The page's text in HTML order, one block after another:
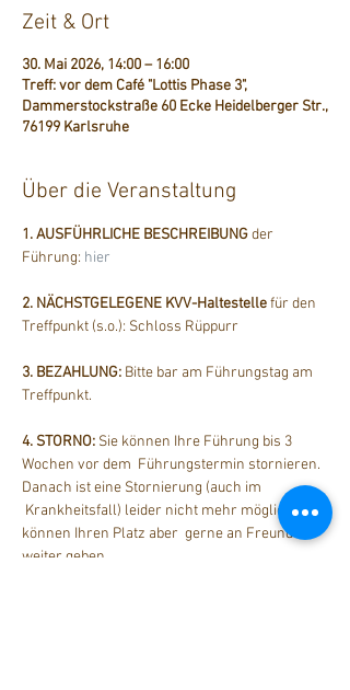
Zeit & Ort
30. Mai 2026, 14:00 – 16:00
Treff: vor dem Café "Lottis Phase 3",
Dammerstockstraße 60 Ecke Heidelberger Str.,
76199 Karlsruhe
Über die Veranstaltung
1. AUSFÜHRLICHE BESCHREIBUNG der
Führung: hier
2. NÄCHSTGELEGENE KVV-Haltestelle für den
Treffpunkt (s.o.): Schloss Rüppurr
3. BEZAHLUNG: Bitte bar am Führungstag am
Treffpunkt.
4. STORNO: Sie können Ihre Führung bis 3
Wochen vor dem  Führungstermin stornieren.
Danach ist eine Stornierung (auch im
Krankheitsfall) leider nicht mehr möglich. Sie
können Ihren Platz aber  gerne an Freunde
weiter geben.